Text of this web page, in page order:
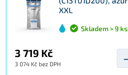
XXL
Skladem > 9 ks
3 719 Kč
3 074 Kč bez DPH